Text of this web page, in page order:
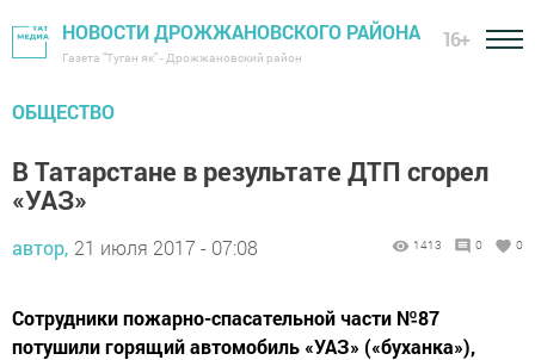
НОВОСТИ ДРОЖЖАНОВСКОГО РАЙОНА
Газета "Туган як" - Дрожжановский район
16+
ОБЩЕСТВО
В Татарстане в результате ДТП сгорел
«УАЗ»
автор, 21 июля 2017 - 07:08 1413 0 0
Сотрудники пожарно-спасательной части №87
потушили горящий автомобиль «УАЗ» («буханка»),